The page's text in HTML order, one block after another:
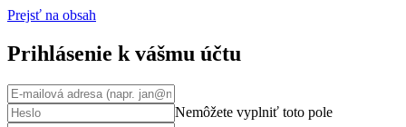
Prejsť na obsah
Prihlásenie k vášmu účtu
Nemôžete vyplniť toto pole